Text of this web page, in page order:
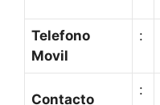
Telefono
Movil
:
Contacto
: